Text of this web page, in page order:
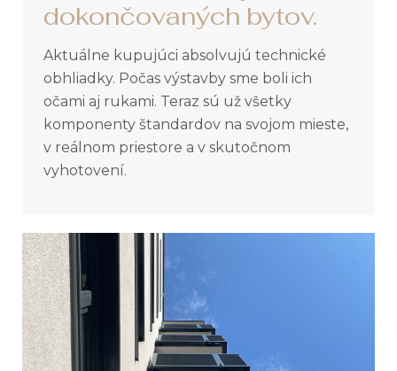
dokončovaných bytov.
Aktuálne kupujúci absolvujú technické
obhliadky. Počas výstavby sme boli ich
očami aj rukami. Teraz sú už všetky
komponenty štandardov na svojom mieste,
v reálnom priestore a v skutočnom
vyhotovení.